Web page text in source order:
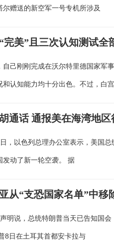
赠送的新空军一号专机所涉及
完美”且三次认知测试全
己刚刚完成在沃尔特里德国家军
认知能力均十分出色。不过，白宫
通话 通报美在海湾地区
，以色列总理办公室表示，美国
发动了新一轮空袭。 据
从“支恐国家名单”中移
明说，总统特朗普当天已告知国
8日在土耳其首都安卡拉与